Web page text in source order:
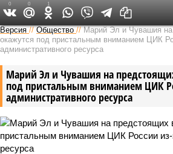
Версия в Чувашии
Версия //Общество //Марий Эл и Чувашия
окажутся под пристальным вниманием ЦИК
административного ресурса
Марий Эл и Чувашия на
под пристальным вниманием ЦИК
административного ресурса
0 0 1